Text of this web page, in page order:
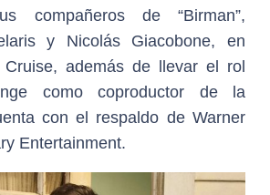
compañeros de “Birman”,
y Nicolás Giacobone, en
además de llevar el rol
como coproductor de la
con el respaldo de Warner
Entertainment.